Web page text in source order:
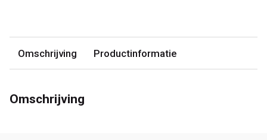
Omschrijving Productinformatie
Omschrijving